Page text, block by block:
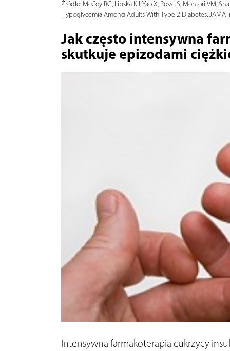
Źródło:McCoy RG, Lipska KJ, Yao X, Ross JS, Montori VM,
Hypoglycemia Among Adults With Type 2 Diabetes. JAMA
Jak często intensywna
skutkuje epizodami
Intensywna farmakoterapia cukrzycy